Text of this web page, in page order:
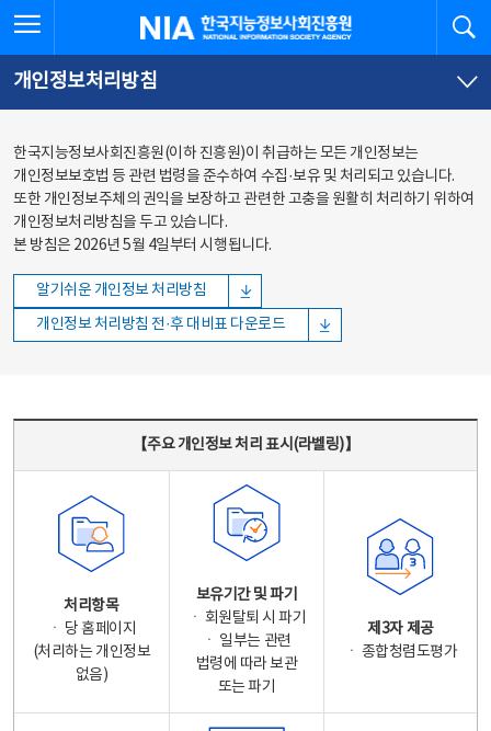
바로가기
바로가기
한국지능정보사회진흥원
개인정보처리방침
한국지능정보사회진흥원(이하 진흥원)이 취급하는 모든 개인정보는
개인정보보호법 등 관련 법령을 준수하여 수집·보유 및 처리되고 있습니다.
또한 개인정보주체의 권익을 보장하고 관련한 고충을 원활히 처리하기 위하여
개인정보처리방침을 두고 있습니다.
본 방침은 2026년 5월 4일부터 시행됩니다.
알기쉬운 개인정보 처리방침
개인정보 처리방침 전·후 대비표 다운로드
【주요 개인정보 처리 표시(라벨링)】
처리항목
ㆍ 당 홈페이지
(처리하는 개인정보
없음)
보유기간 및 파기
ㆍ 회원탈퇴 시 파기
ㆍ 일부는 관련
법령에 따라 보관
또는 파기
제3자 제공
ㆍ 종합청렴도평가